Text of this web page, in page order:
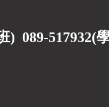
) 089-517932(